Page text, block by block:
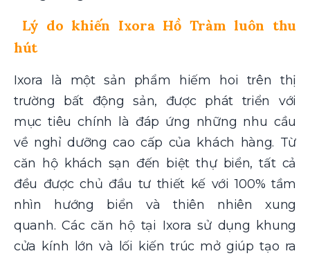
Lý do khiến Ixora Hồ Tràm luôn thu
hút
Ixora là một sản phẩm hiếm hoi trên thị
trường bất động sản, được phát triển với
mục tiêu chính là đáp ứng những nhu cầu
về nghỉ dưỡng cao cấp của khách hàng. Từ
căn hộ khách sạn đến biệt thự biển, tất cả
đều được chủ đầu tư thiết kế với 100% tầm
nhìn hướng biển và thiên nhiên xung
quanh. Các căn hộ tại Ixora sử dụng khung
cửa kính lớn và lối kiến trúc mở giúp tạo ra